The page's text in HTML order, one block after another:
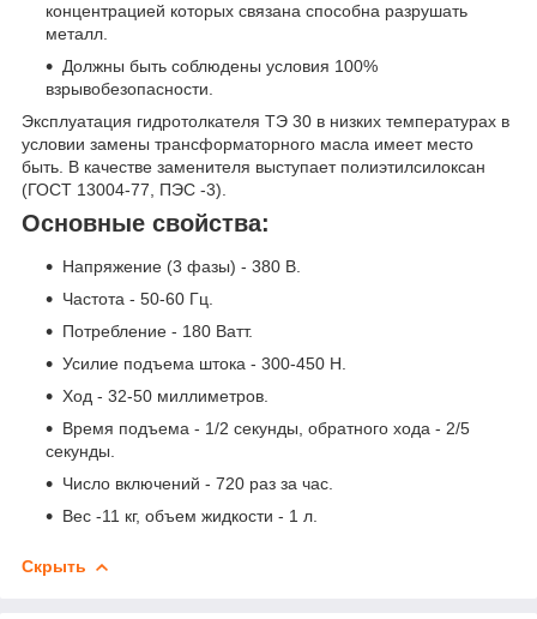
концентрацией которых связана способна разрушать
металл.
Должны быть соблюдены условия 100%
взрывобезопасности.
Эксплуатация гидротолкателя ТЭ 30 в низких температурах в
условии замены трансформаторного масла имеет место
быть. В качестве заменителя выступает полиэтилсилоксан
(ГОСТ 13004-77, ПЭС -3).
Основные свойства:
Напряжение (3 фазы) - 380 В.
Частота - 50-60 Гц.
Потребление - 180 Ватт.
Усилие подъема штока - 300-450 Н.
Ход - 32-50 миллиметров.
Время подъема - 1/2 секунды, обратного хода - 2/5
секунды.
Число включений - 720 раз за час.
Вес -11 кг, объем жидкости - 1 л.
Скрыть